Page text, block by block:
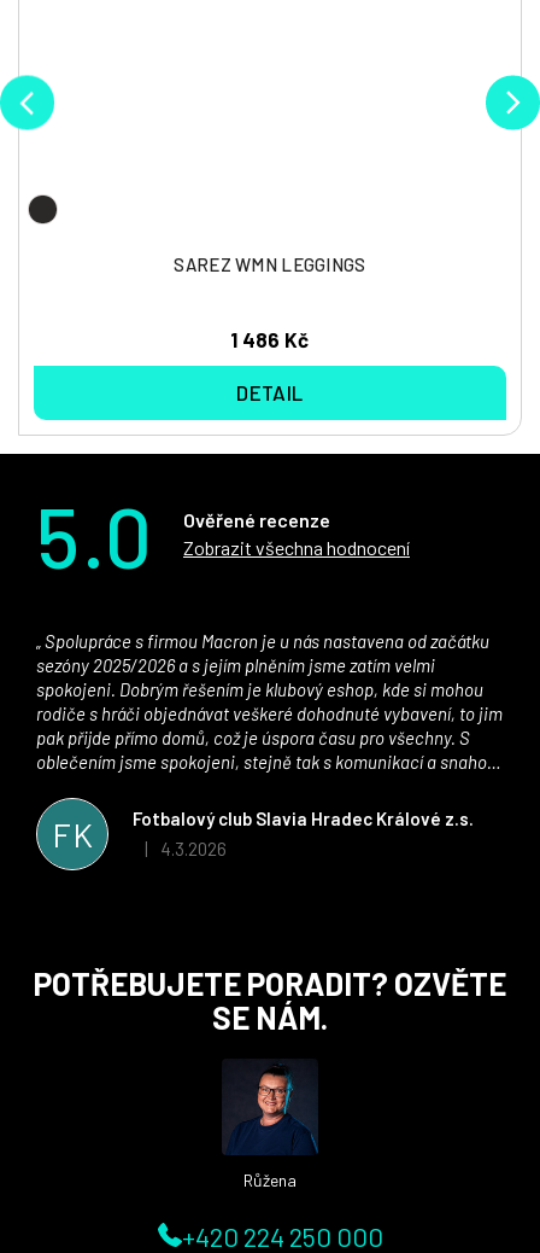
SAREZ WMN LEGGINGS
1 486 Kč
DETAIL
5.0
Ověřené recenze
Zobrazit všechna hodnocení
FK
Fotbalový club Slavia Hradec Králové z.s.
Hodnocení obchodu je 5 z 5 hvězdiček.
| 4.3.2026
sezóny 2025/2026 a s jejím plněním jsme zatím velmi
spokojeni. Dobrým řešením je klubový eshop, kde si mohou
rodiče s hráči objednávat veškeré dohodnuté vybavení, to jim
pak přijde přímo domů, což je úspora času pro všechny. S
oblečením jsme spokojeni, stejně tak s komunikací a snahou
stran. Věříme, že v tomto duchu bude spolupráce pokračovat
i nadále, nyní už začínáme řešit i první sady dresů ;)
POTŘEBUJETE PORADIT? OZVĚTE
SE NÁM.
Růžena
+420 224 250 000